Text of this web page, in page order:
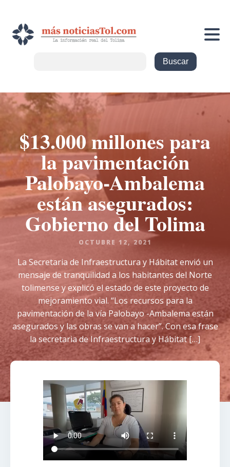
$13.000 millones para
la pavimentación
Palobayo-Ambalema
están asegurados:
Gobierno del Tolima
OCTUBRE 12, 2021
La Secretaria de Infraestructura y Hábitat envió un
mensaje de tranquilidad a los habitantes del Norte
tolimense y explicó el estado de este proyecto de
mejoramiento vial. “Los recursos para la
pavimentación de la vía Palobayo -Ambalema están
asegurados y las obras se van a hacer”. Con esa frase
la secretaria de Infraestructura y Hábitat […]